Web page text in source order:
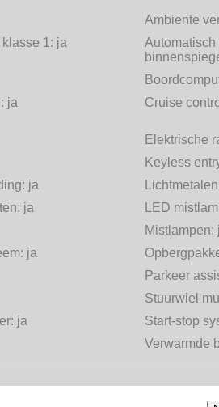
Ambiente
1: ja
ja Cruise
Elektrische
Keyless
ja
ja
LED
Mistlampen:
ja
Parkeer
Stuurwiel
ja
Start-stop
Verwarmde